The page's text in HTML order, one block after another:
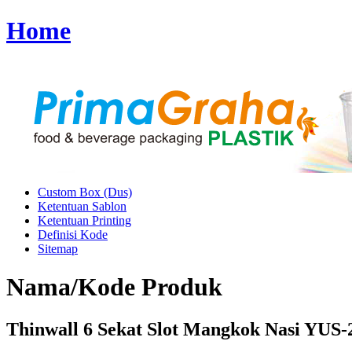
Home
Custom Box (Dus)
Ketentuan Sablon
Ketentuan Printing
Definisi Kode
Sitemap
Nama/Kode Produk
Thinwall 6 Sekat Slot Mangkok Nasi YUS-